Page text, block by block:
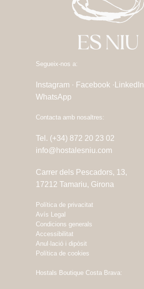
Segueix-nos a:
Instagram · Facebook · LinkedIn
WhatsApp
Contacta amb nosaltres:
Tel. (+34) 872 20 23 02
info@hostalesniu.com
Carrer dels Pescadors, 13,
17212 Tamariu, Girona
Política de privacitat
Avís Legal
Condicions generals
Accessibilitat
Anul·lació i dipòsit
Política de cookies
Hostals Boutique Costa Brava: